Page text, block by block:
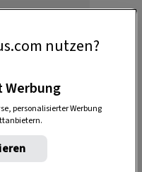
nutzen?
Werbung
personalisierter Werbung